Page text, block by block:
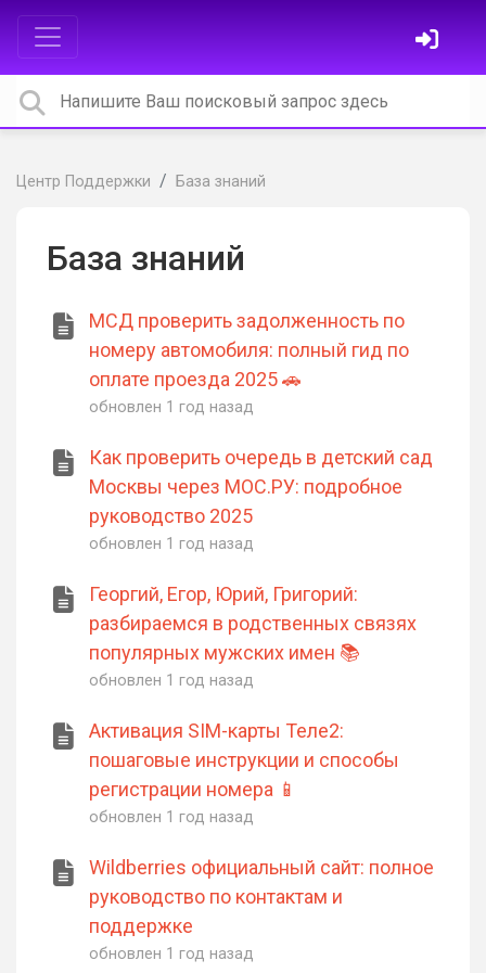
Центр Поддержки База знаний
База знаний
МСД проверить задолженность по
номеру автомобиля: полный гид по
оплате проезда 2025 🚗
обновлен 1 год назад
Как проверить очередь в детский сад
Москвы через МОС.РУ: подробное
руководство 2025
обновлен 1 год назад
Георгий, Егор, Юрий, Григорий:
разбираемся в родственных связях
популярных мужских имен 📚
обновлен 1 год назад
Активация SIM-карты Теле2:
пошаговые инструкции и способы
регистрации номера 📱
обновлен 1 год назад
Wildberries официальный сайт: полное
руководство по контактам и
поддержке
обновлен 1 год назад